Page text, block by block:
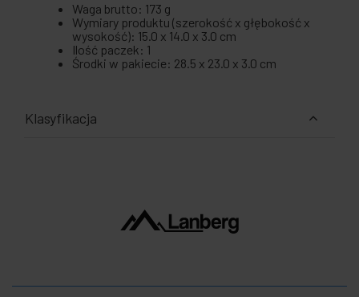
Waga brutto: 173 g
Wymiary produktu (szerokość x głębokość x
wysokość): 15.0 x 14.0 x 3.0 cm
Ilość paczek: 1
Środki w pakiecie: 28.5 x 23.0 x 3.0 cm
Klasyfikacja